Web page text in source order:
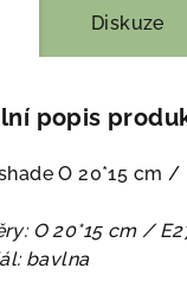
Diskuze
popis
O 20*15 cm /
O 20*15 cm /
bavlna